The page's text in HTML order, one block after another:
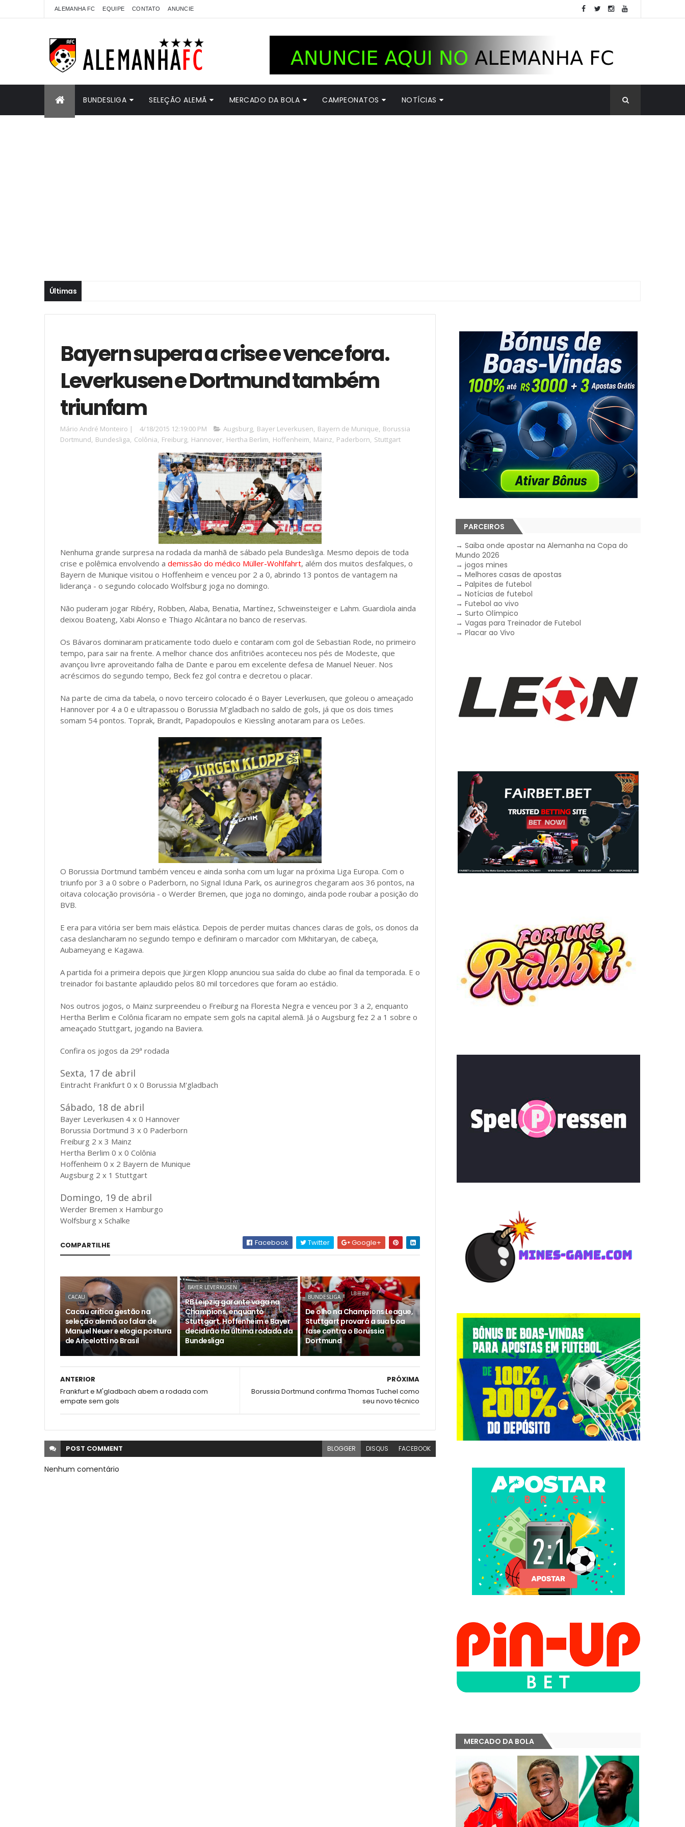
ALEMANHA FC EQUIPE CONTATO ANUNCIE
BUNDESLIGA SELEÇÃO ALEMÃ MERCADO DA BOLA CAMPEONATOS NOTÍCIAS
Últimas
Bayern supera a crise e vence fora.
Leverkusen e Dortmund também
triunfam
Mário André Monteiro | 4/18/2015 12:19:00 PM Augsburg, Bayer Leverkusen, Bayern de Munique, Borussia
Dortmund, Bundesliga, Colônia, Freiburg, Hannover, Hertha Berlim, Hoffenheim, Mainz, Paderborn, Stuttgart
Nenhuma grande surpresa na rodada da manhã de sábado pela Bundesliga. Mesmo depois de toda
crise e polêmica envolvendo a demissão do médico Müller-Wohlfahrt, além dos muitos desfalques, o
Bayern de Munique visitou o Hoffenheim e venceu por 2 a 0, abrindo 13 pontos de vantagem na
liderança - o segundo colocado Wolfsburg joga no domingo.
Não puderam jogar Ribéry, Robben, Alaba, Benatia, Martínez, Schweinsteiger e Lahm. Guardiola ainda
deixou Boateng, Xabi Alonso e Thiago Alcântara no banco de reservas.
Os Bávaros dominaram praticamente todo duelo e contaram com gol de Sebastian Rode, no primeiro
tempo, para sair na frente. A melhor chance dos anfitriões aconteceu nos pés de Modeste, que
avançou livre aproveitando falha de Dante e parou em excelente defesa de Manuel Neuer. Nos
acréscimos do segundo tempo, Beck fez gol contra e decretou o placar.
Na parte de cima da tabela, o novo terceiro colocado é o Bayer Leverkusen, que goleou o ameaçado
Hannover por 4 a 0 e ultrapassou o Borussia M'gladbach no saldo de gols, já que os dois times
somam 54 pontos. Toprak, Brandt, Papadopoulos e Kiessling anotaram para os Leões.
O Borussia Dortmund também venceu e ainda sonha com um lugar na próxima Liga Europa. Com o
triunfo por 3 a 0 sobre o Paderborn, no Signal Iduna Park, os aurinegros chegaram aos 36 pontos, na
oitava colocação provisória - o Werder Bremen, que joga no domingo, ainda pode roubar a posição do
BVB.
E era para vitória ser bem mais elástica. Depois de perder muitas chances claras de gols, os donos da
casa deslancharam no segundo tempo e definiram o marcador com Mkhitaryan, de cabeça,
Aubameyang e Kagawa.
A partida foi a primeira depois que Jürgen Klopp anunciou sua saída do clube ao final da temporada. E o
treinador foi bastante aplaudido pelos 80 mil torcedores que foram ao estádio.
Nos outros jogos, o Mainz surpreendeu o Freiburg na Floresta Negra e venceu por 3 a 2, enquanto
Hertha Berlim e Colônia ficaram no empate sem gols na capital alemã. Já o Augsburg fez 2 a 1 sobre o
ameaçado Stuttgart, jogando na Baviera.
Confira os jogos da 29ª rodada
Sexta, 17 de abril
Eintracht Frankfurt 0 x 0 Borussia M'gladbach
Sábado, 18 de abril
Bayer Leverkusen 4 x 0 Hannover
Borussia Dortmund 3 x 0 Paderborn
Freiburg 2 x 3 Mainz
Hertha Berlim 0 x 0 Colônia
Hoffenheim 0 x 2 Bayern de Munique
Augsburg 2 x 1 Stuttgart
Domingo, 19 de abril
Werder Bremen x Hamburgo
Wolfsburg x Schalke
COMPARTILHE Facebook Twitter Google+
CACAU
Cacau critica gestão na
seleção alemã ao falar de
Manuel Neuer e elogia postura
de Ancelotti no Brasil
BAYER LEVERKUSEN
RB Leipzig garante vaga na
Champions, enquanto
Stuttgart, Hoffenheim e Bayer
decidirão na última rodada da
Bundesliga
BUNDESLIGA
De olho na Champions League,
Stuttgart provará a sua boa
fase contra o Borussia
Dortmund
PRÓXIMA
Borussia Dortmund confirma Thomas Tuchel como
seu novo técnico
ANTERIOR
Frankfurt e M'gladbach abem a rodada com
empate sem gols
POST COMMENT BLOGGER DISQUS FACEBOOK
Nenhum comentário
PARCEIROS
→Saiba onde apostar na Alemanha na Copa do
Mundo 2026
→jogos mines
→Melhores casas de apostas
→Palpites de futebol
→Notícias de futebol
→Futebol ao vivo
→Surto Olímpico
→Vagas para Treinador de Futebol
→Placar ao Vivo
MERCADO DA BOLA